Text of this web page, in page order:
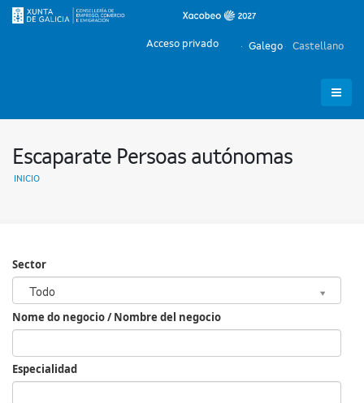
Galego Castellano
Acceso privado
Escaparate Persoas autónomas
INICIO
Sector
Todo
Sector
Nome do negocio / Nombre del negocio
Especialidad